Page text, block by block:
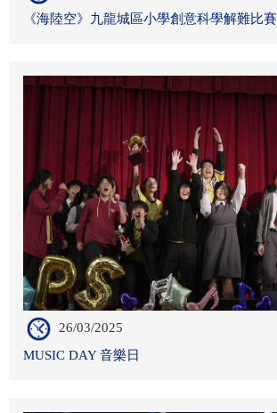
《海陸空》九龍城區小學創意科學解難比賽
26/03/2025
MUSIC DAY 音樂日